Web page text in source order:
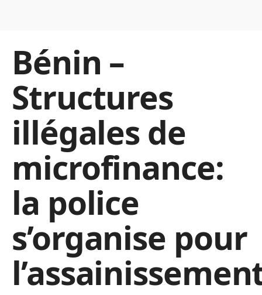
Bénin –
Structures
illégales de
microfinance:
la police
s’organise pour